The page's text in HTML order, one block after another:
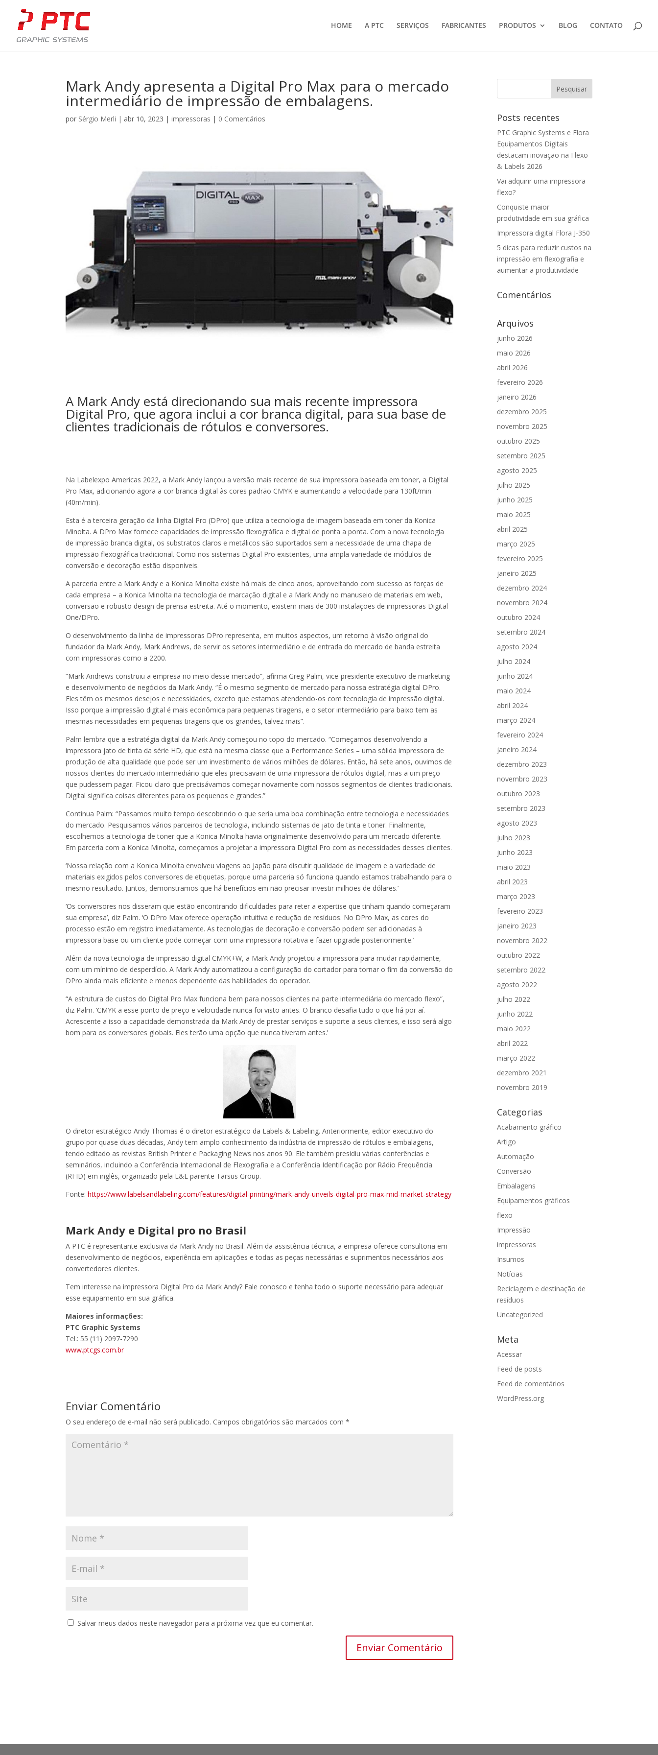
HOME A PTC SERVIÇOS FABRICANTES PRODUTOS BLOG CONTATO
Mark Andy apresenta a Digital Pro Max para o mercado
intermediário de impressão de embalagens.
por Sérgio Merli | abr 10, 2023 |impressoras | 0 Comentários
A Mark Andy está direcionando sua mais recente impressora
Digital Pro, que agora inclui a cor branca digital, para sua base de
clientes tradicionais de rótulos e conversores.
Na Labelexpo Americas 2022, a Mark Andy lançou a versão mais recente de sua impressora baseada em toner, a Digital
Pro Max, adicionando agora a cor branca digital às cores padrão CMYK e aumentando a velocidade para 130ft/min
(40m/min).
Esta é a terceira geração da linha Digital Pro (DPro) que utiliza a tecnologia de imagem baseada em toner da Konica
Minolta. A DPro Max fornece capacidades de impressão flexográfica e digital de ponta a ponta. Com a nova tecnologia
de impressão branca digital, os substratos claros e metálicos são suportados sem a necessidade de uma chapa de
impressão flexográfica tradicional. Como nos sistemas Digital Pro existentes, uma ampla variedade de módulos de
conversão e decoração estão disponíveis.
A parceria entre a Mark Andy e a Konica Minolta existe há mais de cinco anos, aproveitando com sucesso as forças de
cada empresa – a Konica Minolta na tecnologia de marcação digital e a Mark Andy no manuseio de materiais em web,
conversão e robusto design de prensa estreita. Até o momento, existem mais de 300 instalações de impressoras Digital
One/DPro.
O desenvolvimento da linha de impressoras DPro representa, em muitos aspectos, um retorno à visão original do
fundador da Mark Andy, Mark Andrews, de servir os setores intermediário e de entrada do mercado de banda estreita
com impressoras como a 2200.
“Mark Andrews construiu a empresa no meio desse mercado”, afirma Greg Palm, vice-presidente executivo de marketing
e desenvolvimento de negócios da Mark Andy. “É o mesmo segmento de mercado para nossa estratégia digital DPro.
Eles têm os mesmos desejos e necessidades, exceto que estamos atendendo-os com tecnologia de impressão digital.
Isso porque a impressão digital é mais econômica para pequenas tiragens, e o setor intermediário para baixo tem as
mesmas necessidades em pequenas tiragens que os grandes, talvez mais”.
Palm lembra que a estratégia digital da Mark Andy começou no topo do mercado. “Começamos desenvolvendo a
impressora jato de tinta da série HD, que está na mesma classe que a Performance Series – uma sólida impressora de
produção de alta qualidade que pode ser um investimento de vários milhões de dólares. Então, há sete anos, ouvimos de
nossos clientes do mercado intermediário que eles precisavam de uma impressora de rótulos digital, mas a um preço
que pudessem pagar. Ficou claro que precisávamos começar novamente com nossos segmentos de clientes tradicionais.
Digital significa coisas diferentes para os pequenos e grandes.”
Continua Palm: “Passamos muito tempo descobrindo o que seria uma boa combinação entre tecnologia e necessidades
do mercado. Pesquisamos vários parceiros de tecnologia, incluindo sistemas de jato de tinta e toner. Finalmente,
escolhemos a tecnologia de toner que a Konica Minolta havia originalmente desenvolvido para um mercado diferente.
Em parceria com a Konica Minolta, começamos a projetar a impressora Digital Pro com as necessidades desses clientes.
‘Nossa relação com a Konica Minolta envolveu viagens ao Japão para discutir qualidade de imagem e a variedade de
materiais exigidos pelos conversores de etiquetas, porque uma parceria só funciona quando estamos trabalhando para o
mesmo resultado. Juntos, demonstramos que há benefícios em não precisar investir milhões de dólares.’
‘Os conversores nos disseram que estão encontrando dificuldades para reter a expertise que tinham quando começaram
sua empresa’, diz Palm. ‘O DPro Max oferece operação intuitiva e redução de resíduos. No DPro Max, as cores do
processo estão em registro imediatamente. As tecnologias de decoração e conversão podem ser adicionadas à
impressora base ou um cliente pode começar com uma impressora rotativa e fazer upgrade posteriormente.’
Além da nova tecnologia de impressão digital CMYK+W, a Mark Andy projetou a impressora para mudar rapidamente,
com um mínimo de desperdício. A Mark Andy automatizou a configuração do cortador para tornar o fim da conversão do
DPro ainda mais eficiente e menos dependente das habilidades do operador.
“A estrutura de custos do Digital Pro Max funciona bem para nossos clientes na parte intermediária do mercado flexo”,
diz Palm. ‘CMYK a esse ponto de preço e velocidade nunca foi visto antes. O branco desafia tudo o que há por aí.
Acrescente a isso a capacidade demonstrada da Mark Andy de prestar serviços e suporte a seus clientes, e isso será algo
bom para os conversores globais. Eles terão uma opção que nunca tiveram antes.’
O diretor estratégico Andy Thomas é o diretor estratégico da Labels & Labeling. Anteriormente, editor executivo do
grupo por quase duas décadas, Andy tem amplo conhecimento da indústria de impressão de rótulos e embalagens,
tendo editado as revistas British Printer e Packaging News nos anos 90. Ele também presidiu várias conferências e
seminários, incluindo a Conferência Internacional de Flexografia e a Conferência Identificação por Rádio Frequência
(RFID) em inglês, organizado pela L&L parente Tarsus Group.
Fonte:https://www.labelsandlabeling.com/features/digital-printing/mark-andy-unveils-digital-pro-max-mid-market-strategy
Mark Andy e Digital pro no Brasil
A PTC é representante exclusiva da Mark Andy no Brasil. Além da assistência técnica, a empresa oferece consultoria em
desenvolvimento de negócios, experiência em aplicações e todas as peças necessárias e suprimentos necessários aos
convertedores clientes.
Tem interesse na impressora Digital Pro da Mark Andy? Fale conosco e tenha todo o suporte necessário para adequar
esse equipamento em sua gráfica.
Maiores informações:
PTC Graphic Systems
Tel.: 55 (11) 2097-7290
www.ptcgs.com.br
Enviar Comentário
O seu endereço de e-mail não será publicado. Campos obrigatórios são marcados com*
Salvar meus dados neste navegador para a próxima vez que eu comentar.
Posts recentes
PTC Graphic Systems e Flora
Equipamentos Digitais
destacam inovação na Flexo
& Labels 2026
Vai adquirir uma impressora
flexo?
Conquiste maior
produtividade em sua gráfica
Impressora digital Flora J-350
5 dicas para reduzir custos na
impressão em flexografia e
aumentar a produtividade
Comentários
Arquivos
junho 2026
maio 2026
abril 2026
fevereiro 2026
janeiro 2026
dezembro 2025
novembro 2025
outubro 2025
setembro 2025
agosto 2025
julho 2025
junho 2025
maio 2025
abril 2025
março 2025
fevereiro 2025
janeiro 2025
dezembro 2024
novembro 2024
outubro 2024
setembro 2024
agosto 2024
julho 2024
junho 2024
maio 2024
abril 2024
março 2024
fevereiro 2024
janeiro 2024
dezembro 2023
novembro 2023
outubro 2023
setembro 2023
agosto 2023
julho 2023
junho 2023
maio 2023
abril 2023
março 2023
fevereiro 2023
janeiro 2023
novembro 2022
outubro 2022
setembro 2022
agosto 2022
julho 2022
junho 2022
maio 2022
abril 2022
março 2022
dezembro 2021
novembro 2019
Categorias
Acabamento gráfico
Artigo
Automação
Conversão
Embalagens
Equipamentos gráficos
flexo
Impressão
impressoras
Insumos
Notícias
Reciclagem e destinação de
resíduos
Uncategorized
Meta
Acessar
Feed de posts
Feed de comentários
WordPress.org